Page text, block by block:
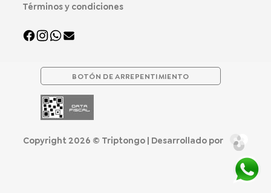
Términos y condiciones
BOTÓN DE ARREPENTIMIENTO
Copyright 2026 © Triptongo | Desarrollado por